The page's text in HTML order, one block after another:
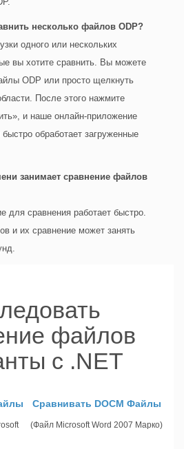
несколько файлов ODP?
одного или нескольких
вы хотите сравнить. Вы можете
ODP или просто щелкнуть
После этого нажмите
и наше онлайн-приложение
обработает загруженные
занимает сравнение файлов
для сравнения работает быстро.
и их сравнение может занять
файлов
с .NET
Сравнивать DOCM Файлы
(Файл Microsoft Word 2007 Марко)